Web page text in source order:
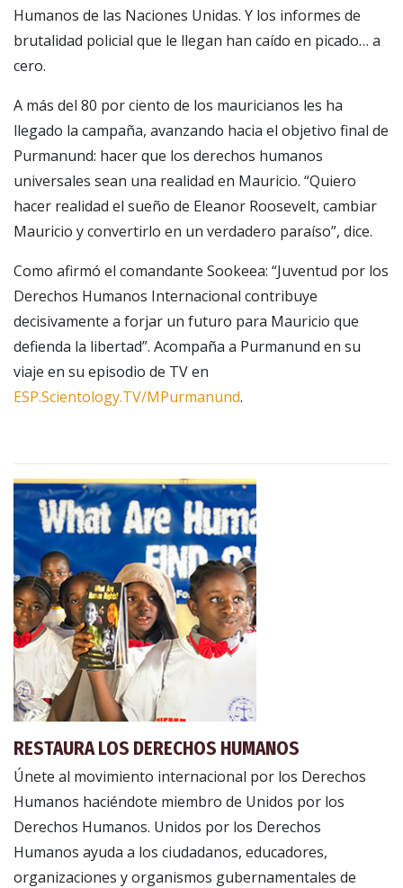
Humanos de las Naciones Unidas. Y los informes de
brutalidad policial que le llegan han caído en picado… a
cero.
A más del 80 por ciento de los mauricianos les ha
llegado la campaña, avanzando hacia el objetivo final de
Purmanund: hacer que los derechos humanos
universales sean una realidad en Mauricio. “Quiero
hacer realidad el sueño de Eleanor Roosevelt, cambiar
Mauricio y convertirlo en un verdadero paraíso”, dice.
Como afirmó el comandante Sookeea: “Juventud por los
Derechos Humanos Internacional contribuye
decisivamente a forjar un futuro para Mauricio que
defienda la libertad”. Acompaña a Purmanund en su
viaje en su episodio de TV en
ESP.Scientology.TV/MPurmanund.
RESTAURA LOS DERECHOS HUMANOS
Únete al movimiento internacional por los Derechos
Humanos haciéndote miembro de Unidos por los
Derechos Humanos. Unidos por los Derechos
Humanos ayuda a los ciudadanos, educadores,
organizaciones y organismos gubernamentales de